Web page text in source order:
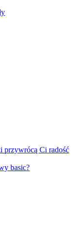
przywrócą Ci radość
basic?